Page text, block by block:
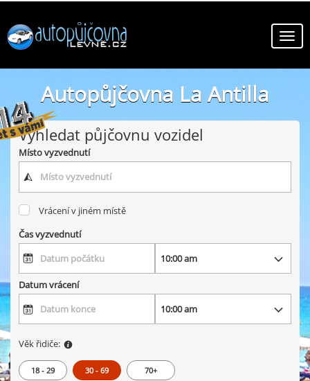
Autopůjčovna La Antilla
online autopůjčovny ve městě La Antilla
Vyhledat půjčovnu vozidel
Místo vyzvednutí
Vrácení v jiném místě
Čas vyzvednutí
Datum vrácení
Věk řidiče:
18 - 29 30 - 69 70+